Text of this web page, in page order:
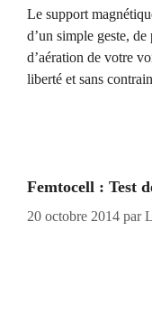
Le support
d’un simple geste,
d’aération de votre
liberté et sans
Femtocell : Test
20 octobre 2014 par